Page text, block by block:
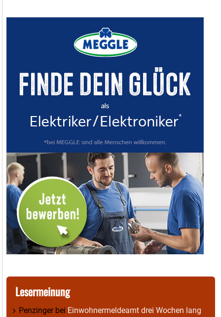
Lesermeinung
Penzingerbei Einwohnermeldeamt drei Wochen lang